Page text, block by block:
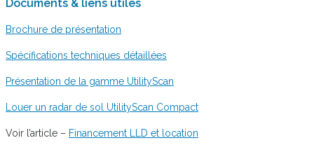
Documents & liens utiles
Brochure de présentation
Spécifications techniques détaillées
Présentation de la gamme UtilityScan
Louer un radar de sol UtilityScan Compact
Voir l’article – Financement LLD et location